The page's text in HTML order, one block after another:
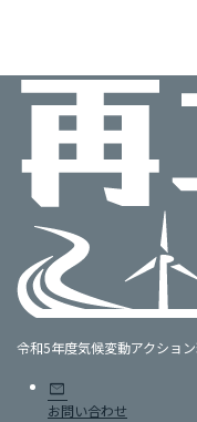
令和5年度気候変動アクショ
mail
お問い合わせ